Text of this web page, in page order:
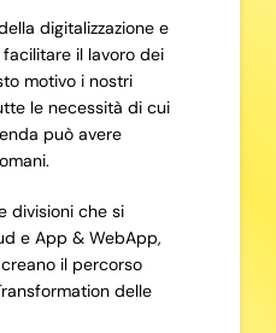
digitalizzazione e
il lavoro dei
motivo i nostri
le necessità di cui
può avere
divisioni che si
e App & WebApp,
il percorso
delle